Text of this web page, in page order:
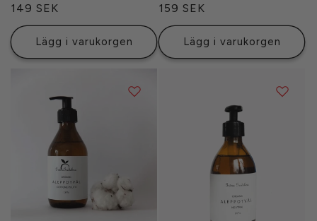
Ordinarie
pris
149 SEK
Lägg i varukorgen
Ordinarie
pris
159 SEK
Lägg i varukorgen